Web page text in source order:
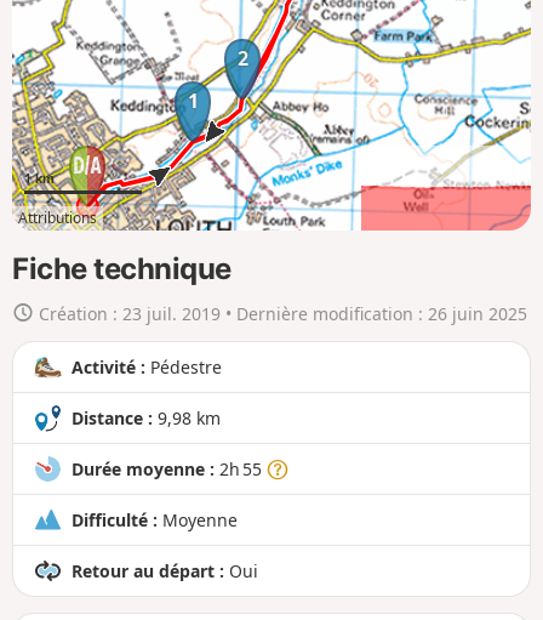
l
a
c
a
r
t
e
e
n
r
n
d
1
2
1 km
Attributions
Fiche technique
Création : 23 juil. 2019• Dernière modification : 26 juin 2025
Activité : Pédestre
Distance : 9,98 km
Durée moyenne : 2h 55
Difficulté : Moyenne
Retour au départ : Oui